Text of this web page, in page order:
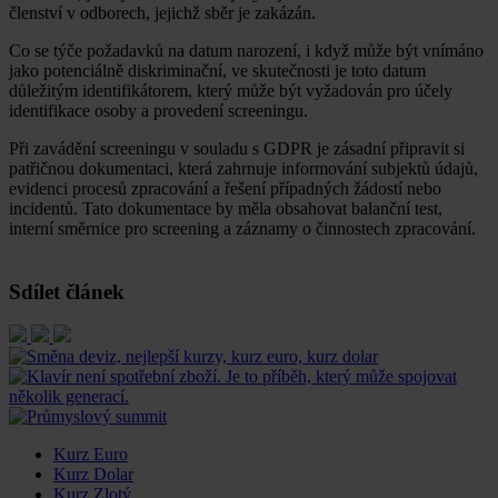
členství v odborech, jejichž sběr je zakázán.
Co se týče požadavků na datum narození, i když může být vnímáno
jako potenciálně diskriminační, ve skutečnosti je toto datum
důležitým identifikátorem, který může být vyžadován pro účely
identifikace osoby a provedení screeningu.
Při zavádění screeningu v souladu s GDPR je zásadní připravit si
patřičnou dokumentaci, která zahrnuje informování subjektů údajů,
evidenci procesů zpracování a řešení případných žádostí nebo
incidentů. Tato dokumentace by měla obsahovat balanční test,
interní směrnice pro screening a záznamy o činnostech zpracování.
Sdílet článek
Kurz Euro
Kurz Dolar